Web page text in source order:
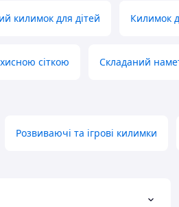
килимок для дітей Килимок
сіткою Складаний
Розвиваючі та ігрові килимки